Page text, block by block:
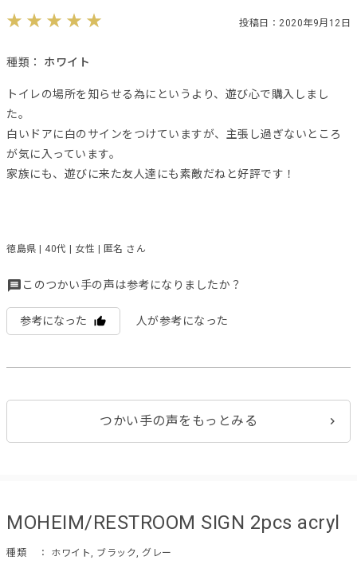
投稿日：2020年9月12日
種類： ホワイト
トイレの場所を知らせる為にというより、遊び心で購入しまし
た。
白いドアに白のサインをつけていますが、主張し過ぎないところ
が気に入っています。
家族にも、遊びに来た友人達にも素敵だねと好評です！
徳島県 | 40代 | 女性 | 匿名 さん
このつかい手の声は参考になりましたか？
参考になった 人が参考になった
つかい手の声をもっとみる
MOHEIM/RESTROOM SIGN 2pcs acryl
種類 ： ホワイト, ブラック, グレー